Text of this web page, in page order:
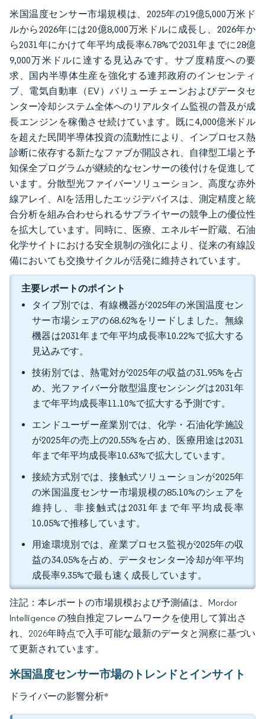
米国温度センサー市場規模は、2025年の19億5,000万米ド
ルから2026年には20億8,000万米ドルに成長し、2026年か
ら2031年にかけて年平均成長率6.78%で2031年までに28億
9,000万米ドルに達する見込みです。サブ度精度への要
求、国内半導体生産を強化する連邦政府のインセンティ
ブ、電気自動車（EV）バリューチェーンおよびデータセ
ンター冷却システム全体へのリアルタイム監視の普及が成
長エンジンを稼働させ続けています。既に4,000億米ドル
を超えた民間半導体投資の流動性により、インプロセス熱
診断に依存する新たなファブが開設され、自律型工場と予
知保全プログラムが継続的なセンサーの後付けを促進して
います。分散型光ファイバーソリューション、高度な赤外
線アレイ、AIを活用したエッジデバイスは、測定精度と統
合分析を組み合わせられるサプライヤーの競争上の優位性
を拡大しています。同時に、医療、エネルギー貯蔵、石油
化学サイトにおける安全規制の強化により、従来の有線設
備においても交換サイクルが活発に維持されています。
主要レポートのポイント
タイプ別では、有線機器が2025年の米国温度セン
サー市場シェアの68.62%をリードしました。無線
機器は2031年まで年平均成長率10.22%で拡大する
見込みです。
技術別では、熱電対が2025年の収益の31.95%を占
め、光ファイバー分散型温度センシングは2031年
まで年平均成長率11.10%で拡大する予測です。
エンドユーザー産業別では、化学・石油化学施設
が2025年の売上の20.55%を占め、医療用途は2031
年まで年平均成長率10.63%で拡大しています。
接続方式別では、接触式ソリューションが2025年
の米国温度センサー市場規模の85.10%のシェアを
維持し、非接触式は2031年まで年平均成長率
10.05%で推移しています。
用途環境別では、産業プロセス監視が2025年の収
益の34.05%を占め、データセンター冷却が年平均
成長率9.35%で最も速く成長しています。
注記：本レポートの市場規模および予測値は、Mordor
Intelligence の独自推定フレームワークを使用して算出さ
れ、2026年時点で入手可能な最新のデータと洞察に基づい
て更新されています。
米国温度センサー市場のトレンドとインサイト
ドライバーの影響分析*